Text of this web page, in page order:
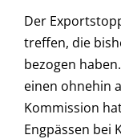
Der
treffen, die
bezogen
einen ohnehin
Kommission
Engpässen bei